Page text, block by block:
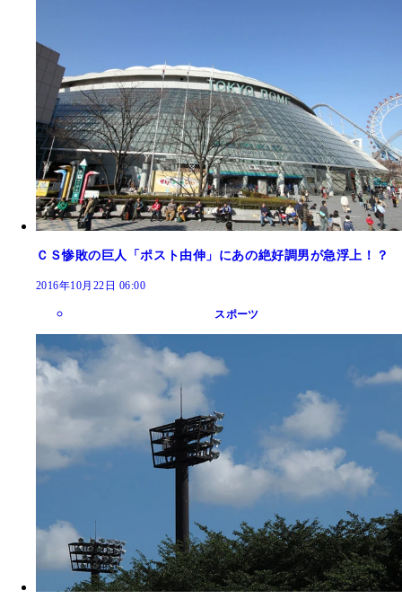
ＣＳ惨敗の巨人「ポスト由伸」にあの絶好調男が急浮上！？
2016年10月22日 06:00
スポーツ